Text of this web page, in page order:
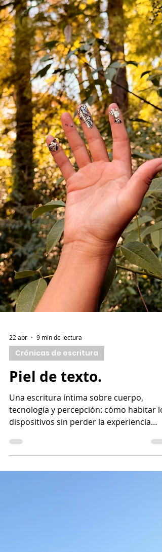
22 abr 9 min de lectura
Crónicas de escritura
Piel de texto.